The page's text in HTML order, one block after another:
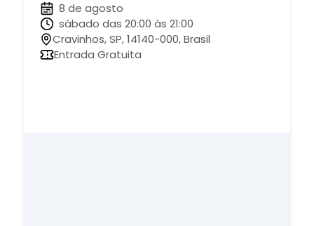
8 de agosto
sábado das 20:00 às 21:00
Cravinhos, SP, 14140-000, Brasil
Entrada Gratuita